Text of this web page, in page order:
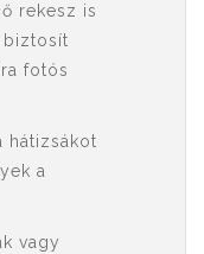
rekesz is
biztosít
fotós
hátizsákot
a
vagy